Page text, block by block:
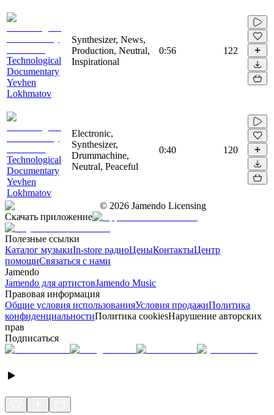
Technological
Documentary
Yevhen
Lokhmatov
Synthesizer, News,
Production, Neutral,
Inspirational
0:56 122
Technological
Documentary
Yevhen
Lokhmatov
Electronic,
Synthesizer,
Drummachine,
Neutral, Peaceful
0:40 120
© 2026 Jamendo Licensing
Скачать приложение
Полезные ссылки
Каталог музыкиIn-store радиоЦеныКонтактыЦентр
помощиСвязаться с нами
Jamendo
Jamendo для артистовJamendo Music
Правовая информация
Общие условия использованияУсловия продажиПолитика
конфиденциальностиПолитика cookiesНарушение авторских
прав
Подписаться